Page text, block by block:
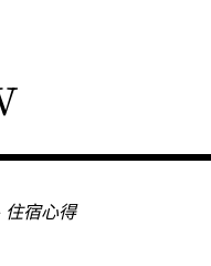
住宿心得